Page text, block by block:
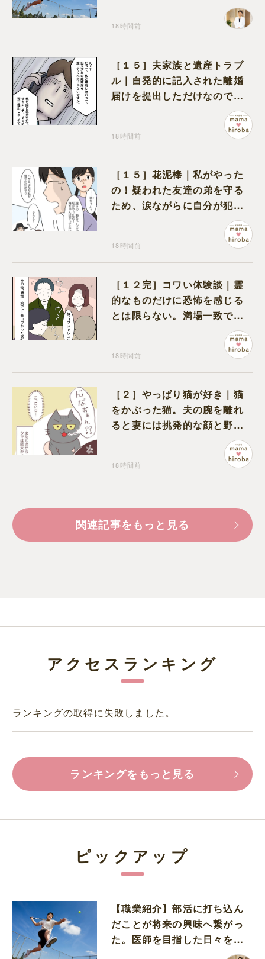
18時間前
［１５］夫家族と遺産トラブ
ル｜自発的に記入された離婚
届けを提出しただけなので、
18時間前
［１５］花泥棒｜私がやった
の！疑われた友達の弟を守る
ため、涙ながらに自分が犯人
18時間前
［１２完］コワい体験談｜霊
的なものだけに恐怖を感じる
とは限らない。満場一致でコ
ワいと認定された意外な体験
18時間前
［２］やっぱり猫が好き｜猫
をかぶった猫。夫の腕を離れ
ると妻には挑発的な顔と野太
18時間前
関連記事をもっと見る
アクセスランキング
ランキングの取得に失敗しました。
ランキングをもっと見る
ピックアップ
【職業紹介】部活に打ち込ん
だことが将来の興味へ繋がっ
た。医師を目指した日々を振